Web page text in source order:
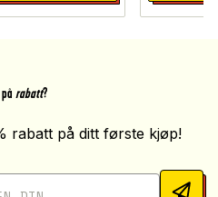
rabatt?
rabatt på ditt første kjøp!